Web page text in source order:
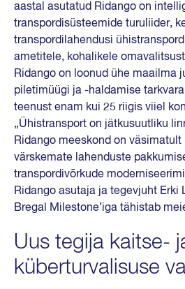
aastal asutatud Ridango on
transpordisüsteemide turuliider,
transpordilahendusi
ametitele, kohalikele
Ridango on loonud ühe maailma
piletimüügi ja -haldamise
teenust enam kui 25 riigis viiel
„Ühistransport on jätkusuutliku
Ridango meeskond on
värskemate lahenduste
transpordivõrkude
Ridango asutaja ja tegevjuht Erki
Bregal Milestone’iga tähistab
Uus tegija kaitse-
küberturvalisuse